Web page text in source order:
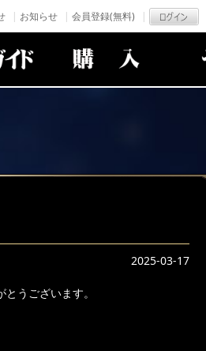
お知らせ 会員登録(無料)
2025-03-17
うございます。